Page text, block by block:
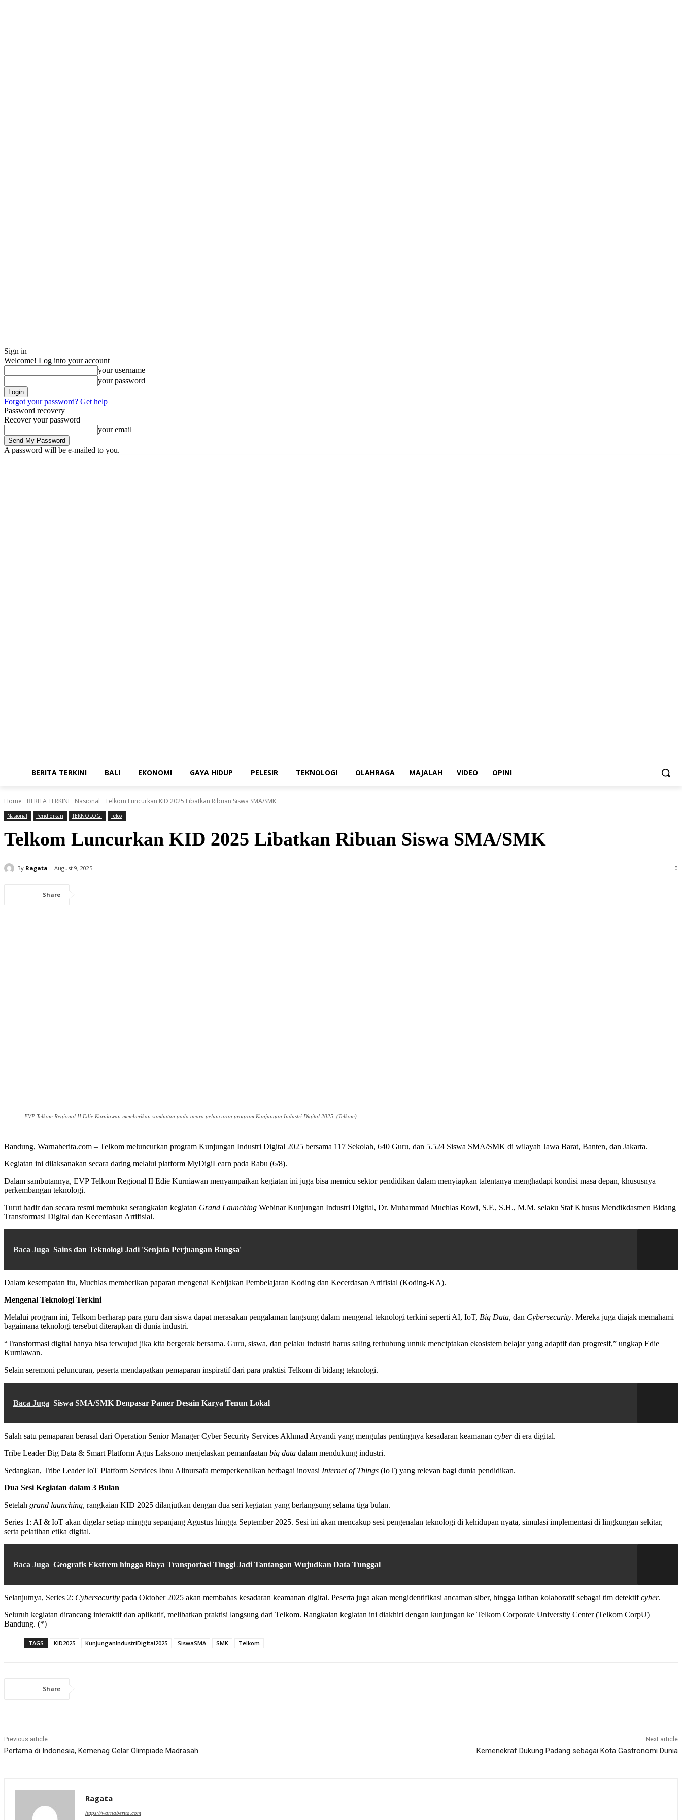
Sign in
Welcome! Log into your account
your username
your password
Forgot your password? Get help
Password recovery
Recover your password
your email
A password will be e-mailed to you.
BERITA TERKINI BALI EKONOMI GAYA HIDUP PELESIR TEKNOLOGI OLAHRAGA MAJALAH VIDEO OPINI
Home BERITA TERKINI Nasional Telkom Luncurkan KID 2025 Libatkan Ribuan Siswa SMA/SMK
Nasional Pendidikan TEKNOLOGI Telco
Telkom Luncurkan KID 2025 Libatkan Ribuan Siswa SMA/SMK
By Ragata August 9, 2025 0
Share
EVP Telkom Regional II Edie Kurniawan memberikan sambutan pada acara peluncuran program Kunjungan Industri Digital 2025. (Telkom)
Bandung, Warnaberita.com – Telkom meluncurkan program Kunjungan Industri Digital 2025 bersama 117 Sekolah, 640 Guru, dan 5.524 Siswa SMA/SMK di wilayah Jawa Barat, Banten, dan Jakarta.
Kegiatan ini dilaksanakan secara daring melalui platform MyDigiLearn pada Rabu (6/8).
Dalam sambutannya, EVP Telkom Regional II Edie Kurniawan menyampaikan kegiatan ini juga bisa memicu sektor pendidikan dalam menyiapkan talentanya menghadapi kondisi masa depan, khususnya
perkembangan teknologi.
Turut hadir dan secara resmi membuka serangkaian kegiatan Grand Launching Webinar Kunjungan Industri Digital, Dr. Muhammad Muchlas Rowi, S.F., S.H., M.M. selaku Staf Khusus Mendikdasmen Bidang
Transformasi Digital dan Kecerdasan Artifisial.
Baca Juga Sains dan Teknologi Jadi 'Senjata Perjuangan Bangsa'
Dalam kesempatan itu, Muchlas memberikan paparan mengenai Kebijakan Pembelajaran Koding dan Kecerdasan Artifisial (Koding-KA).
Mengenal Teknologi Terkini
Melalui program ini, Telkom berharap para guru dan siswa dapat merasakan pengalaman langsung dalam mengenal teknologi terkini seperti AI, IoT, Big Data, dan Cybersecurity. Mereka juga diajak memahami
bagaimana teknologi tersebut diterapkan di dunia industri.
“Transformasi digital hanya bisa terwujud jika kita bergerak bersama. Guru, siswa, dan pelaku industri harus saling terhubung untuk menciptakan ekosistem belajar yang adaptif dan progresif,” ungkap Edie
Kurniawan.
Selain seremoni peluncuran, peserta mendapatkan pemaparan inspiratif dari para praktisi Telkom di bidang teknologi.
Baca Juga Siswa SMA/SMK Denpasar Pamer Desain Karya Tenun Lokal
Salah satu pemaparan berasal dari Operation Senior Manager Cyber Security Services Akhmad Aryandi yang mengulas pentingnya kesadaran keamanan cyberdi era digital.
Tribe Leader Big Data & Smart Platform Agus Laksono menjelaskan pemanfaatan big data dalam mendukung industri.
Sedangkan, Tribe Leader IoT Platform Services Ibnu Alinursafa memperkenalkan berbagai inovasi Internet of Things (IoT) yang relevan bagi dunia pendidikan.
Dua Sesi Kegiatan dalam 3 Bulan
Setelah grand launching, rangkaian KID 2025 dilanjutkan dengan dua seri kegiatan yang berlangsung selama tiga bulan.
Series 1: AI & IoT akan digelar setiap minggu sepanjang Agustus hingga September 2025. Sesi ini akan mencakup sesi pengenalan teknologi di kehidupan nyata, simulasi implementasi di lingkungan sekitar,
serta pelatihan etika digital.
Baca Juga Geografis Ekstrem hingga Biaya Transportasi Tinggi Jadi Tantangan Wujudkan Data Tunggal
Selanjutnya, Series 2: Cybersecurity pada Oktober 2025 akan membahas kesadaran keamanan digital. Peserta juga akan mengidentifikasi ancaman siber, hingga latihan kolaboratif sebagai tim detektifcyber.
Seluruh kegiatan dirancang interaktif dan aplikatif, melibatkan praktisi langsung dari Telkom. Rangkaian kegiatan ini diakhiri dengan kunjungan ke Telkom Corporate University Center (Telkom CorpU)
Bandung. (*)
TAGS KID2025 KunjunganIndustriDigital2025 SiswaSMA SMK Telkom
Share
Previous article
Pertama di Indonesia, Kemenag Gelar Olimpiade Madrasah
Next article
Kemenekraf Dukung Padang sebagai Kota Gastronomi Dunia
Ragata
https://warnaberita.com